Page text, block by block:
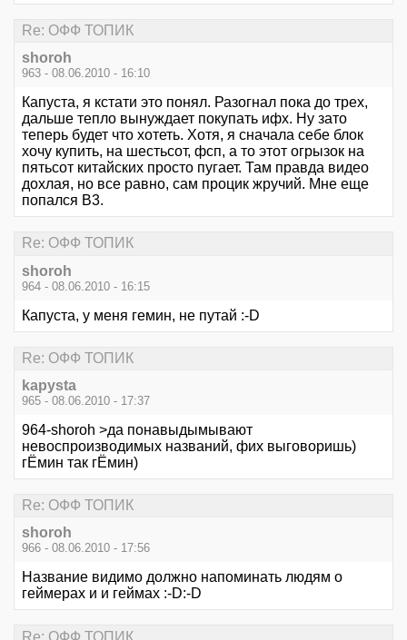
Re: ОФФ ТОПИК
shoroh
963 - 08.06.2010 - 16:10
Капуста, я кстати это понял. Разогнал пока до трех,
дальше тепло вынуждает покупать ифх. Ну зато
теперь будет что хотеть. Хотя, я сначала себе блок
хочу купить, на шестьсот, фсп, а то этот огрызок на
пятьсот китайских просто пугает. Там правда видео
дохлая, но все равно, сам процик жручий. Мне еще
попался В3.
Re: ОФФ ТОПИК
shoroh
964 - 08.06.2010 - 16:15
Капуста, у меня гемин, не путай :-D
Re: ОФФ ТОПИК
kapysta
965 - 08.06.2010 - 17:37
964-shoroh >да понавыдымывают
невоспроизводимых названий, фих выговоришь)
гЁмин так гЁмин)
Re: ОФФ ТОПИК
shoroh
966 - 08.06.2010 - 17:56
Название видимо должно напоминать людям о
геймерах и и геймах :-D:-D
Re: ОФФ ТОПИК